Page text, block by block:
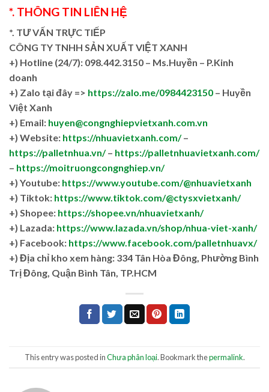
*. THÔNG TIN LIÊN HỆ
*. TƯ VẤN TRỰC TIẾP
CÔNG TY TNHH SẢN XUẤT VIỆT XANH
+) Hotline (24/7): 098.442.3150 – Ms.Huyền – P.Kinh
doanh
+) Zalo tại đây => https://zalo.me/0984423150 – Huyền
Việt Xanh
+) Email: huyen@congnghiepvietxanh.com.vn
+) Website: https://nhuavietxanh.com/–
https://palletnhua.vn/– https://palletnhuavietxanh.com/
– https://moitruongcongnghiep.vn/
+) Youtube: https://www.youtube.com/@nhuavietxanh
+) Tiktok: https://www.tiktok.com/@ctysxvietxanh/
+) Shopee: https://shopee.vn/nhuavietxanh/
+) Lazada: https://www.lazada.vn/shop/nhua-viet-xanh/
+) Facebook: https://www.facebook.com/palletnhuavx/
+) Địa chỉ kho xem hàng: 334 Tân Hòa Đông, Phường Bình
Trị Đông, Quận Bình Tân, TP.HCM
This entry was posted inChưa phân loại. Bookmark thepermalink.